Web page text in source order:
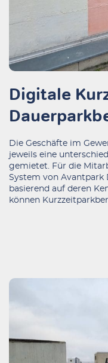
Digitale
Die Geschäfte im
jeweils eine
gemietet. Für die
System von
basierend auf deren
können